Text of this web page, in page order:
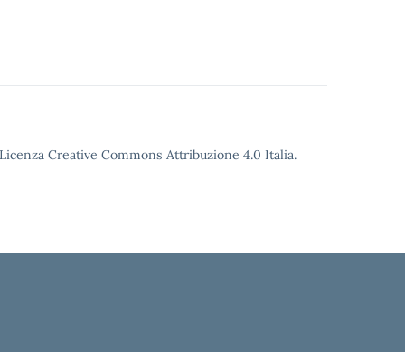
Creative Commons Attribuzione 4.0 Italia.